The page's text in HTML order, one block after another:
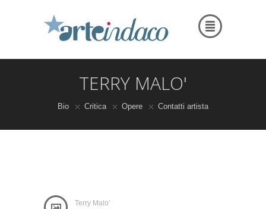
TERRY MALO'
Bio Critica Opere Contatti artista
Terry Malo'